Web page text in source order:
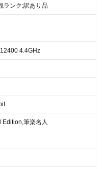
ランク:訳あり品
4.4GHz
Edition,筆楽名人